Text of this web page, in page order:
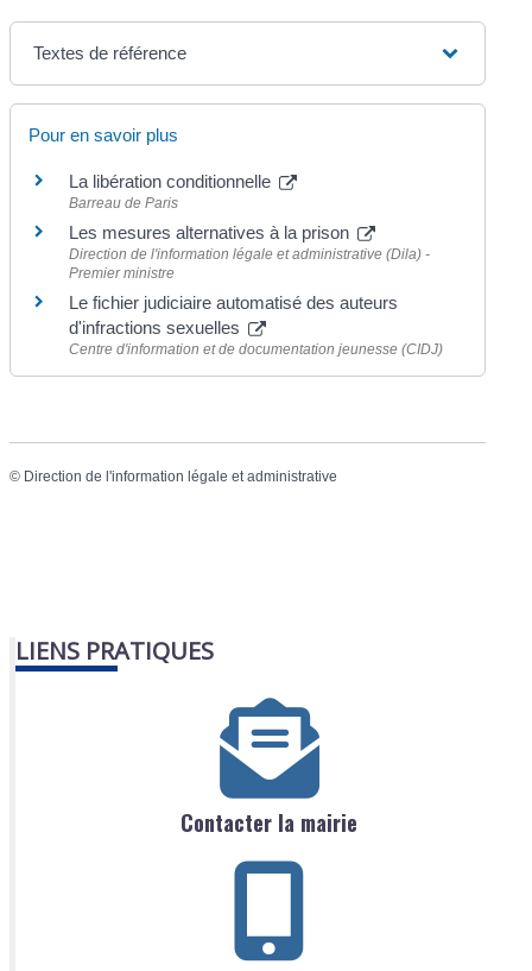
Textes de référence
Pour en savoir plus
La libération conditionnelle
Barreau de Paris
Les mesures alternatives à la prison
Direction de l'information légale et administrative (Dila) -
Premier ministre
Le fichier judiciaire automatisé des auteurs
d'infractions sexuelles
Centre d'information et de documentation jeunesse (CIDJ)
© Direction de l'information légale et administrative
LIENS PRATIQUES
Contacter la mairie